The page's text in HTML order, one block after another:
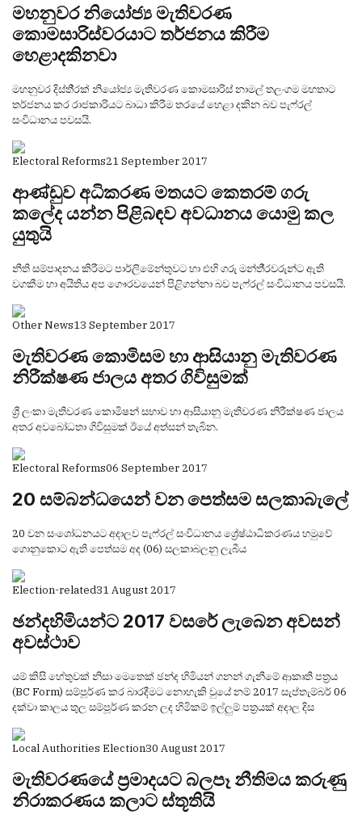
මහනුවර නියෝජ්‍ය මැතිවරණ
කොමසාරිස්වරයාට තර්ජනය කිරීම
හෙළාදකිනවා
මහනුවර දිස්ති‍්‍රක් නියෝජ්‍ය මැතිවරණ කොමසාරිස් නාමල් තලංගම මහතාට
තර්ජනය කර රාජකාරියට බාධා කිරීම තරයේ හෙළා දකින බව පැෆ්රල්
සංවිධානය පවසයි.
Electoral Reforms21 September 2017
ආණ්ඩුව අධිකරණ මතයට කෙතරම් ගරු
කලේද යන්න පිළිබඳව අවධානය යොමු කල
යුතුයි
නීති සම්පාදනය කිරීමට පාර්ලිමේන්තුවට හා එහි ගරු මන්තී‍්‍රවරුන්ට ඇති
වගකීම හා අයිතිය අප ගෞරවයෙන් පිළිගන්නා බව පැෆ්රල් සංවිධානය පවසයි.
Other News13 September 2017
මැතිවරණ කොමිසම හා ආසියානු මැතිවරණ
නිරීක්ෂණ ජාලය අතර ගිවිසුමක්
ශ්‍රී ලංකා මැතිවරණ කොමිෂන් සභාව හා ආසියානු මැතිවරණ නිරීක්ෂණ ජාලය
අතර අවබෝධතා ගිවිසුමක් ඊයේ අත්සන් තැබින.
Electoral Reforms06 September 2017
20 සම්බන්ධයෙන් වන පෙත්සම සලකාබැලේ
20 වන සංශෝධනයට අදාලව පැෆ්රල් සංවිධානය ශ්‍රේෂ්ඨාධිකරණය හමුවේ
ගොනුකොට ඇති පෙත්සම අද (06) සලකාබලනු ලැබීය
Election-related31 August 2017
ඡන්දහිමියන්ට 2017 වසරේ ලැබෙන අවසන්
අවස්ථාව
යම් කිසි හේතුවක් නිසා මෙතෙක් ඡන්ද හිමියන් ගනන් ගැනීමේ ආකෘති පත්‍රය
(BC Form) සම්පූර්ණ කර බාරදීමට නොහැකි වුයේ නම් 2017 සැප්තැම්බර් 06
දක්වා කාලය තුල සම්පූර්ණ කරන ලද හිමිකම් ඉල්ලුම් පත්‍රයක් අදාල දිස
Local Authorities Election30 August 2017
මැතිවරණයේ ප්‍රමාදයට බලපෑ නීතිමය කරුණු
නිරාකරණය කලාට ස්තූතියි